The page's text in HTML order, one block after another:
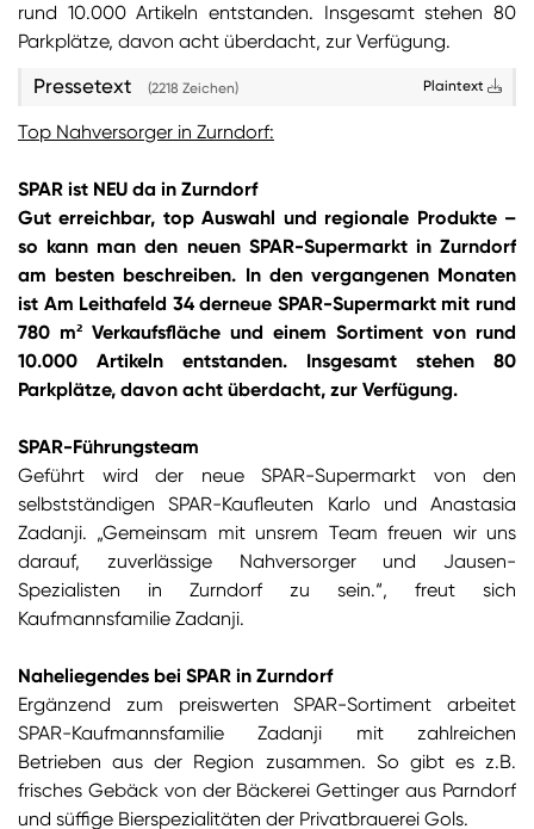
Newsletter an:
rund 10.000 Artikeln entstanden. Insgesamt stehen 80
Parkplätze, davon acht überdacht, zur Verfügung.
Pressetext (2218 Zeichen) Plaintext
Top Nahversorger in Zurndorf:
SPAR ist NEU da in Zurndorf
Gut erreichbar, top Auswahl und regionale Produkte –
so kann man den neuen SPAR-Supermarkt in Zurndorf
am besten beschreiben. In den vergangenen Monaten
ist Am Leithafeld 34 derneue SPAR-Supermarkt mit rund
780 m² Verkaufsfläche und einem Sortiment von rund
10.000 Artikeln entstanden. Insgesamt stehen 80
Parkplätze, davon acht überdacht, zur Verfügung.
SPAR-Führungsteam
Geführt wird der neue SPAR-Supermarkt von den
selbstständigen SPAR-Kaufleuten Karlo und Anastasia
Zadanji. „Gemeinsam mit unsrem Team freuen wir uns
darauf, zuverlässige Nahversorger und Jausen-
Spezialisten in Zurndorf zu sein.“, freut sich
Kaufmannsfamilie Zadanji.
Naheliegendes bei SPAR in Zurndorf
Ergänzend zum preiswerten SPAR-Sortiment arbeitet
SPAR-Kaufmannsfamilie Zadanji mit zahlreichen
Betrieben aus der Region zusammen. So gibt es z.B.
frisches Gebäck von der Bäckerei Gettinger aus Parndorf
und süffige Bierspezialitäten der Privatbrauerei Gols.